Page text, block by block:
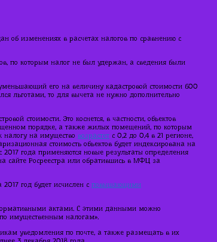
об изменениях в расчетах налогов по сравнению с
по которым налог не был удержан, а сведения были
его на величину кадастровой стоимости 600
льготами, то для вычета не нужно дополнительно
стоимости. Это коснется, в частности, объектов
порядке, а также жилых помещений, по которым
налогу на имущество возрастет с 0,2 до 0,4 в 21 регионе,
стоимость объектов будет индексирована на
2017 года применяются новые результаты определения
сайте Росреестра или обратившись в МФЦ за
год будет исчислен с повышающими
актами. С этими данными можно
имущественным налогам».
уведомления по почте, а также размещать в их